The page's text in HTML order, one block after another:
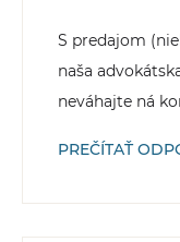
S predajom
naša
neváhajte ná
PREČÍTAŤ